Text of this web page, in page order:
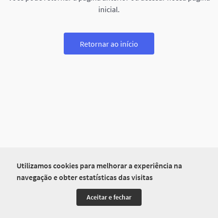
Utilizamos cookies para melhorar a experiência na
navegação e obter estatísticas das visitas
Aceitar e fechar
inicial.
Retornar ao início